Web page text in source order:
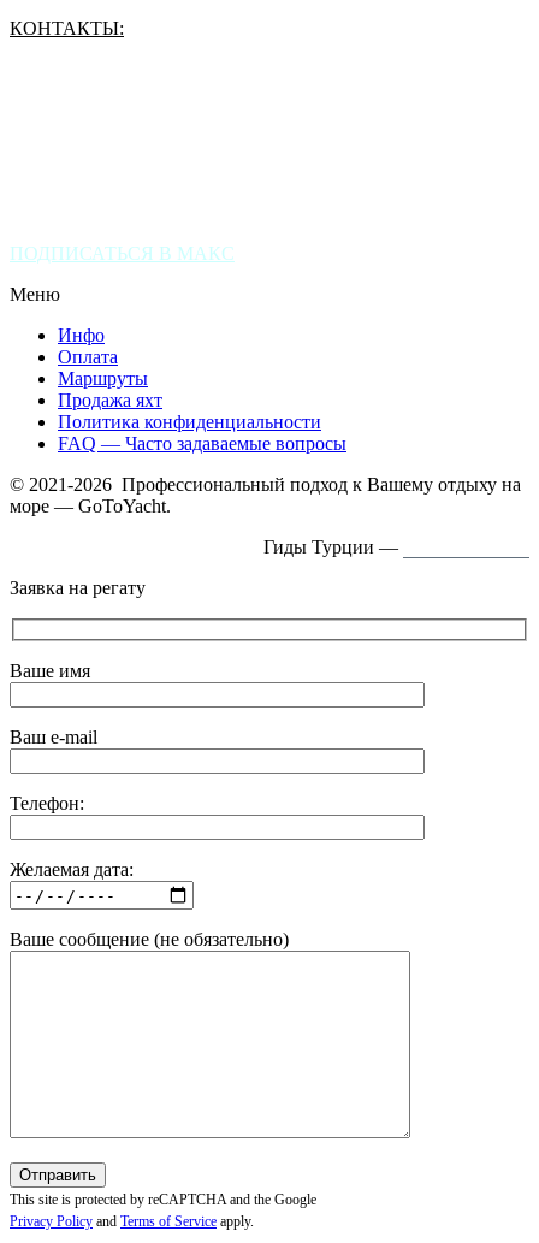
КОНТАКТЫ:
ПОДПИСАТЬСЯ В МАКС
Меню
Инфо
Оплата
Маршруты
Продажа яхт
Политика конфиденциальности
FAQ — Часто задаваемые вопросы
© 2021-2026 Профессиональный подход к Вашему отдыху на
море — GoToYacht.
Гиды Турции —
Заявка на регату
Ваше имя
Ваш e-mail
Телефон:
Желаемая дата:
Ваше сообщение (не обязательно)
This site is protected by reCAPTCHA and the Google
Privacy Policy and Terms of Service apply.